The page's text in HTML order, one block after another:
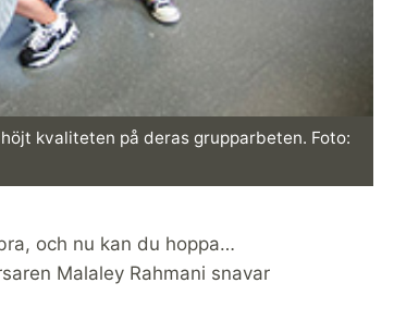
kvaliteten på deras grupparbeten. Foto:
och nu kan du hoppa…
Malaley Rahmani snavar